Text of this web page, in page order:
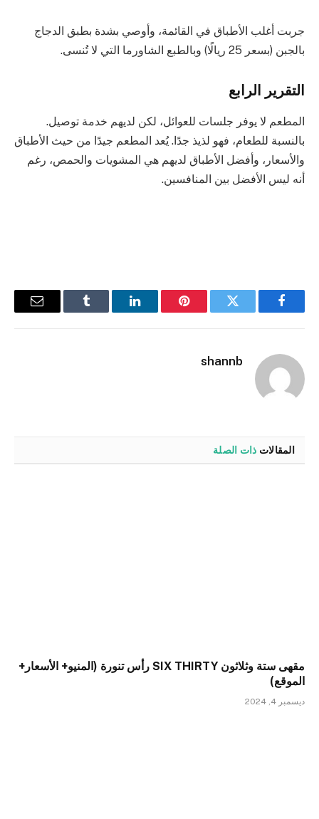
جربت أغلب الأطباق في القائمة، وأوصي بشدة بطبق الدجاج
بالجبن (بسعر 25 ريالًا) وبالطبع الشاورما التي لا تُنسى.
التقرير الرابع
المطعم لا يوفر جلسات للعوائل، لكن لديهم خدمة توصيل.
بالنسبة للطعام، فهو لذيذ جدًا. يُعد المطعم جيدًا من حيث الأطباق
والأسعار، وأفضل الأطباق لديهم هي المشويات والحمص، رغم
أنه ليس الأفضل بين المنافسين.
فيسبوك تويتر بينتيريستلينكدإن Tumblr
البريد
shannb
المقالات ذات الصلة
مقهى ستة وثلاثون SIX THIRTY رأس تنورة (المنيو+ الأسعار+
الموقع)
ديسمبر 4, 2024